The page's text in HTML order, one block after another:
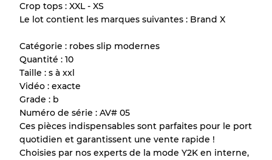
Il y a une marge d'erreur allant jusqu'à
en raison de la vente en gros
Notre système à 3 niveaux
Qualité A
Qualité BPeu utilisé
Crop tops : XXL - XS
Le lot contient les marques suivantes : Brand X
Catégorie : robes slip modernes
Quantité : 10
Taille : s à xxl
Vidéo : exacte
Grade : b
Numéro de série : AV# 05
Ces pièces indispensables sont parfaites pour le port
quotidien et garantissent une vente rapide !
Choisies par nos experts de la mode Y2K en interne,